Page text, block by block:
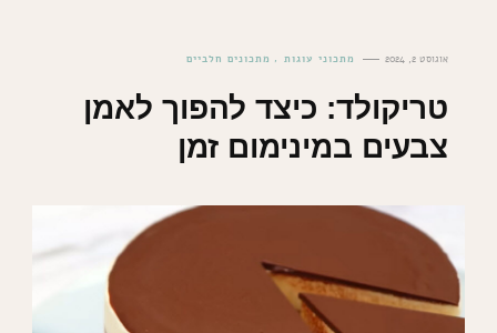
אוגוסט 2, 2024 מתכוני עוגות מתכונים חלביים
טריקולד: כיצד להפוך לאמן
צבעים במינימום זמן